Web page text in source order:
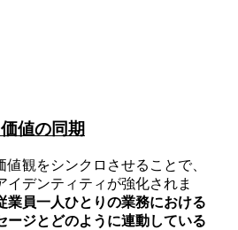
値の同期
観をシンクロさせることで、
イデンティティが強化されま
業員一人ひとりの業務における
ージとどのように連動している